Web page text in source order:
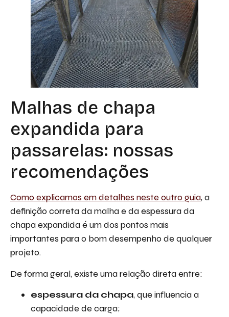
Malhas de chapa
expandida para
passarelas: nossas
recomendações
Como explicamos em detalhes neste outro guia, a
definição correta da malha e da espessura da
chapa expandida é um dos pontos mais
importantes para o bom desempenho de qualquer
projeto.
De forma geral, existe uma relação direta entre:
espessura da chapa, que influencia a
capacidade de carga;